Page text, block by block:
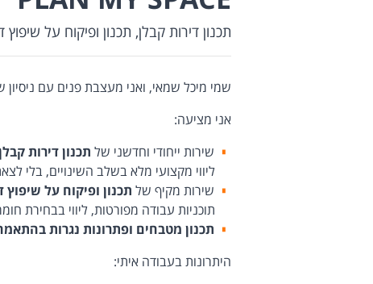
תכנון דירות קבלן, תכנון ופיקוח על
שמי מיכל שמאי, ואני מעצבת פנים עם ניסיון של
אני מציעה:
שירות ייחודי וחדשני של תכנון דירות
ליווי מקצועי מלא בשלב השינויים, בלי לצאת
שירות מקיף של תכנון ופיקוח על שיפוץ
תוכניות עבודה מפורטות, ליווי בבחירת
תכנון מטבחים ופתרונות נגרות
היתרונות בעבודה איתי: